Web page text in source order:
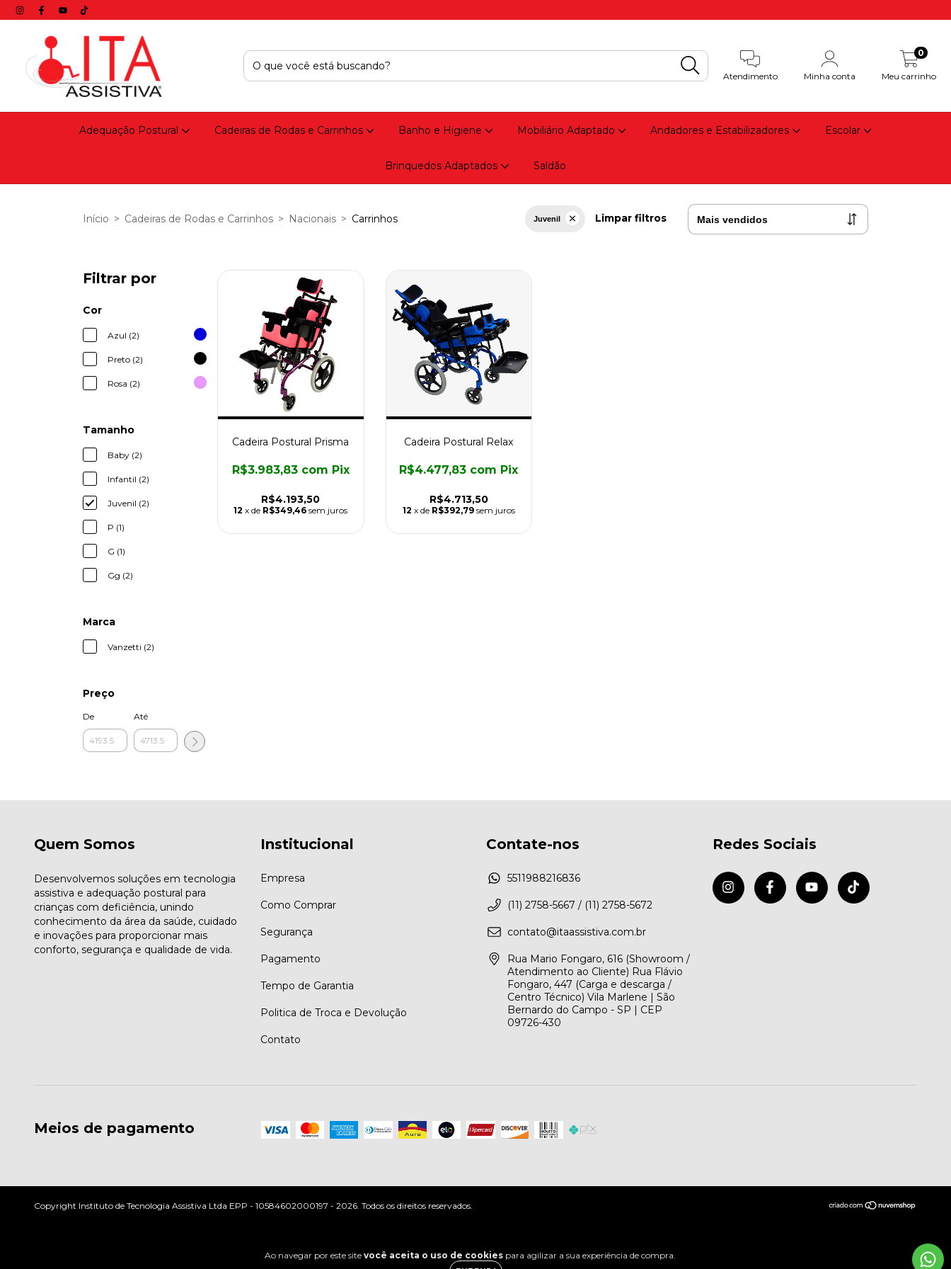
Atendimento Minha conta Meu carrinho
0
Adequação Postural Cadeiras de Rodas e Carrinhos Banho e Higiene Mobiliário Adaptado Andadores e Estabilizadores Escolar
Brinquedos Adaptados Saldão
Ao navegar por este site você aceita o uso de cookiespara agilizar a sua experiência de compra.
Início > Cadeiras de Rodas e Carrinhos > Nacionais > Carrinhos Juvenil Limpar filtros
Filtrar por
Cor
Azul (2)
Preto (2)
Rosa (2)
Tamanho
Baby (2)
Infantil (2)
Juvenil (2)
P (1)
G (1)
Gg (2)
Marca
Vanzetti (2)
Preço
De Até
Cadeira Postural Prisma
R$4.193,50
R$3.983,83 com Pix
12 x de R$349,46 sem juros
Cadeira Postural Relax
R$4.713,50
R$4.477,83 com Pix
12 x de R$392,79 sem juros
Quem Somos
Desenvolvemos soluções em tecnologia
assistiva e adequação postural para
crianças com deficiência, unindo
conhecimento da área da saúde, cuidado
e inovações para proporcionar mais
conforto, segurança e qualidade de vida.
Institucional
Empresa
Como Comprar
Segurança
Pagamento
Tempo de Garantia
Politica de Troca e Devolução
Contato
Contate-nos
5511988216836
(11) 2758-5667 / (11) 2758-5672
contato@itaassistiva.com.br
Rua Mario Fongaro, 616 (Showroom /
Atendimento ao Cliente) Rua Flávio
Fongaro, 447 (Carga e descarga /
Centro Técnico) Vila Marlene | São
Bernardo do Campo - SP | CEP
09726-430
Redes Sociais
Meios de pagamento
Copyright Instituto de Tecnologia Assistiva Ltda EPP - 10584602000197 - 2026. Todos os direitos reservados.